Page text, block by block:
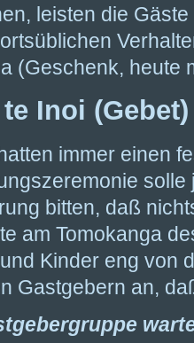
leisten die
(Geschenk, heute
Inoi (Gebet)
immer einen
bitten, daß
am Tomokanga
Kinder eng von
Gastgebern an,